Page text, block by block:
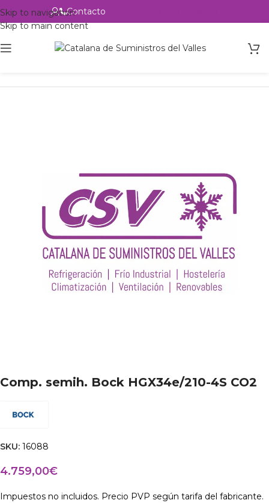
Skip to navigation
Skip to main content
Contacto
Comp. semih. Bock HGX34e/210-4S CO2
SKU: 16088
4.759,00€
Impuestos no incluidos. Precio PVP según tarifa del fabricante.